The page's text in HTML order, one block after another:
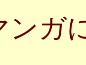
ガ